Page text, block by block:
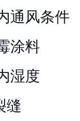
通风条件
涂料
湿度
缝